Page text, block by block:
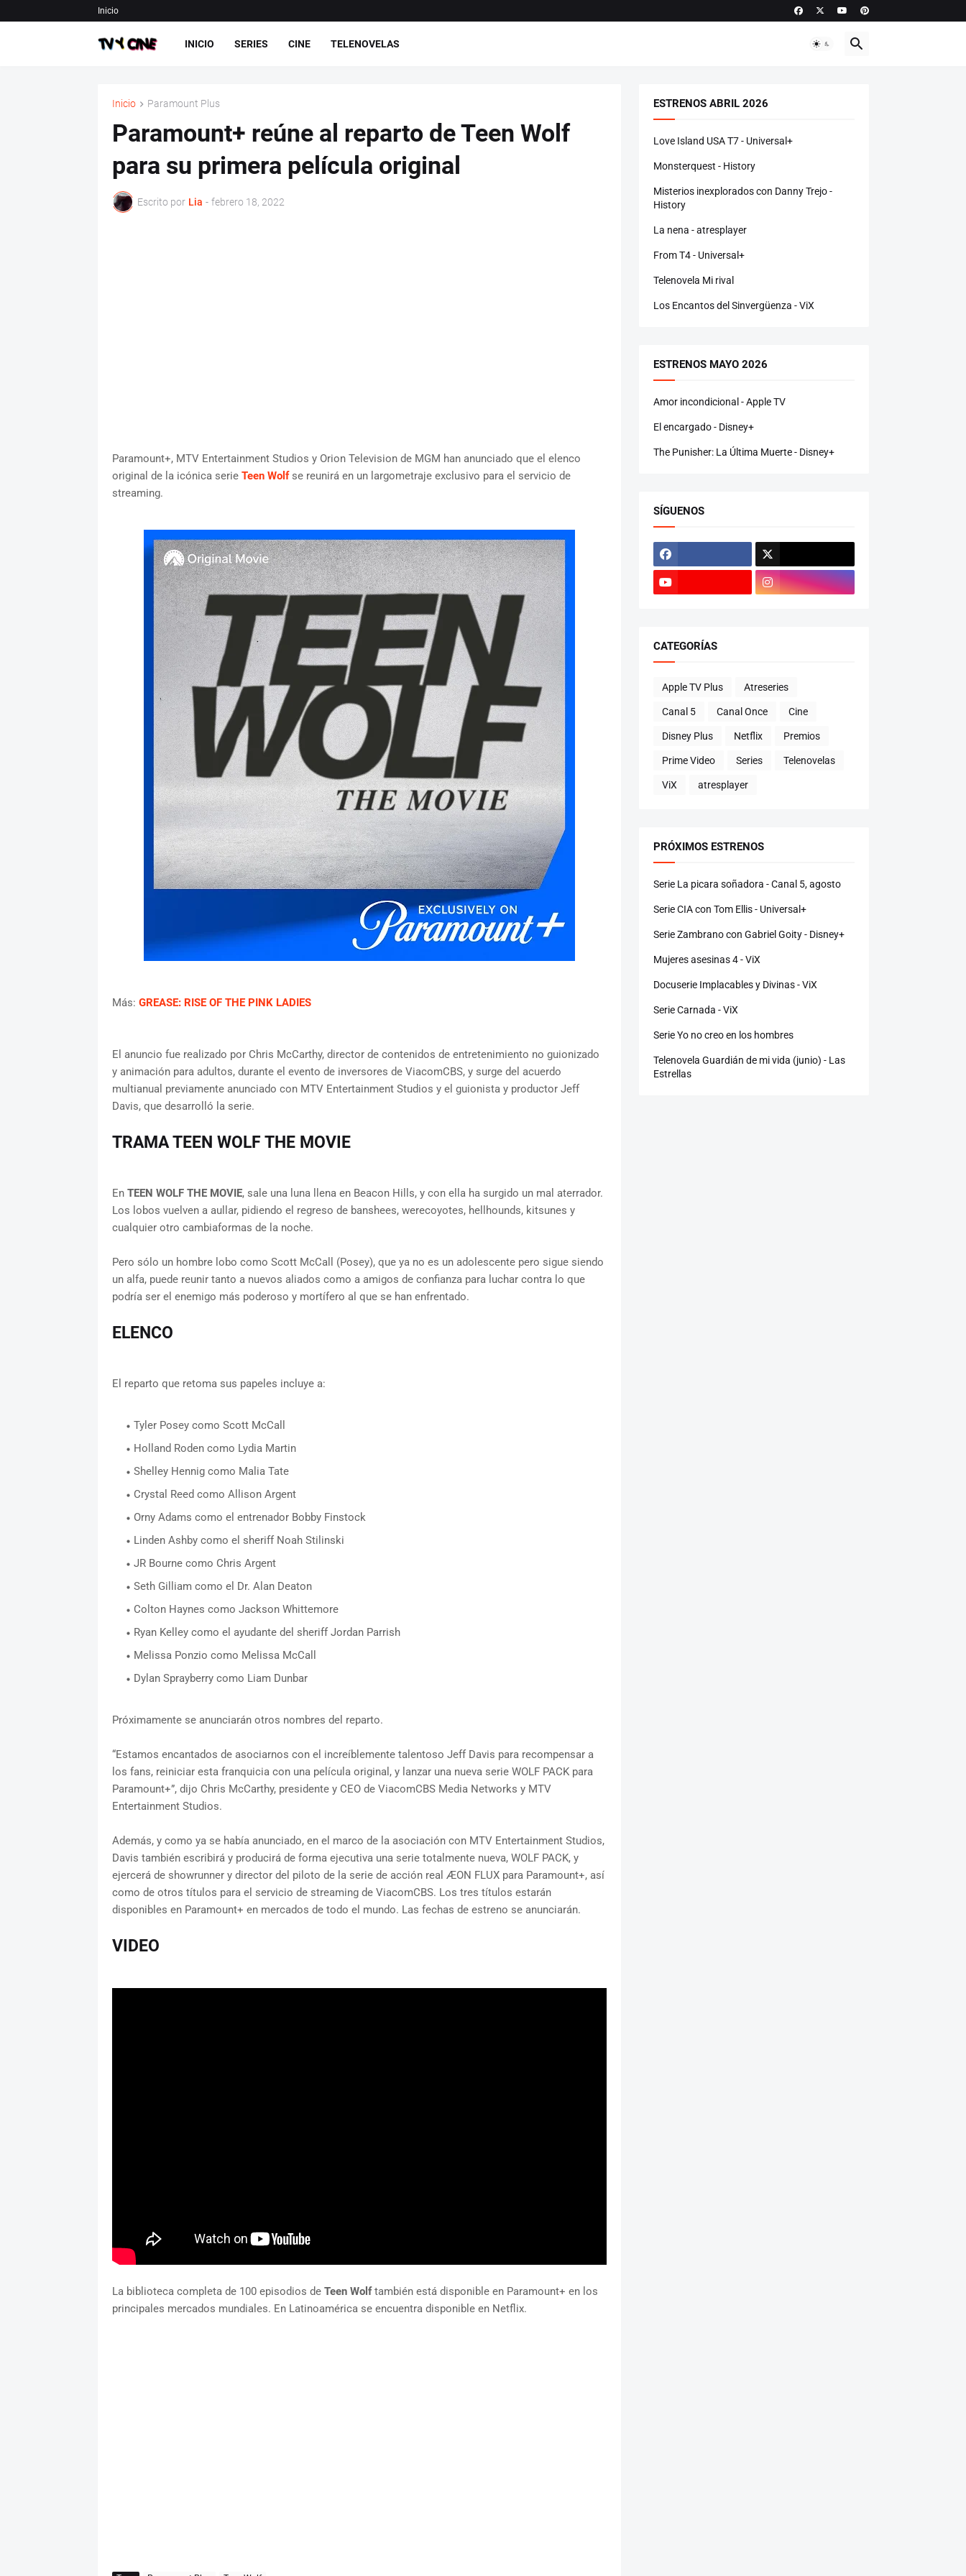
Inicio
INICIO SERIES CINE TELENOVELAS
Inicio Paramount Plus
Paramount+ reúne al reparto de Teen Wolf
para su primera película original
Escrito por Lia - febrero 18, 2022
Paramount+, MTV Entertainment Studios y Orion Television de MGM han anunciado que el elenco
original de la icónica serie Teen Wolfse reunirá en un largometraje exclusivo para el servicio de
streaming.
Más: GREASE: RISE OF THE PINK LADIES
El anuncio fue realizado por Chris McCarthy, director de contenidos de entretenimiento no guionizado
y animación para adultos, durante el evento de inversores de ViacomCBS, y surge del acuerdo
multianual previamente anunciado con MTV Entertainment Studios y el guionista y productor Jeff
Davis, que desarrolló la serie.
TRAMA TEEN WOLF THE MOVIE
En TEEN WOLF THE MOVIE, sale una luna llena en Beacon Hills, y con ella ha surgido un mal aterrador.
Los lobos vuelven a aullar, pidiendo el regreso de banshees, werecoyotes, hellhounds, kitsunes y
cualquier otro cambiaformas de la noche.
Pero sólo un hombre lobo como Scott McCall (Posey), que ya no es un adolescente pero sigue siendo
un alfa, puede reunir tanto a nuevos aliados como a amigos de confianza para luchar contra lo que
podría ser el enemigo más poderoso y mortífero al que se han enfrentado.
ELENCO
El reparto que retoma sus papeles incluye a:
Tyler Posey como Scott McCall
Holland Roden como Lydia Martin
Shelley Hennig como Malia Tate
Crystal Reed como Allison Argent
Orny Adams como el entrenador Bobby Finstock
Linden Ashby como el sheriff Noah Stilinski
JR Bourne como Chris Argent
Seth Gilliam como el Dr. Alan Deaton
Colton Haynes como Jackson Whittemore
Ryan Kelley como el ayudante del sheriff Jordan Parrish
Melissa Ponzio como Melissa McCall
Dylan Sprayberry como Liam Dunbar
Próximamente se anunciarán otros nombres del reparto.
“Estamos encantados de asociarnos con el increíblemente talentoso Jeff Davis para recompensar a
los fans, reiniciar esta franquicia con una película original, y lanzar una nueva serie WOLF PACK para
Paramount+”, dijo Chris McCarthy, presidente y CEO de ViacomCBS Media Networks y MTV
Entertainment Studios.
Además, y como ya se había anunciado, en el marco de la asociación con MTV Entertainment Studios,
Davis también escribirá y producirá de forma ejecutiva una serie totalmente nueva, WOLF PACK, y
ejercerá de showrunner y director del piloto de la serie de acción real ÆON FLUX para Paramount+, así
como de otros títulos para el servicio de streaming de ViacomCBS. Los tres títulos estarán
disponibles en Paramount+ en mercados de todo el mundo. Las fechas de estreno se anunciarán.
VIDEO
La biblioteca completa de 100 episodios de Teen Wolftambién está disponible en Paramount+ en los
principales mercados mundiales. En Latinoamérica se encuentra disponible en Netflix.
ESTRENOS ABRIL 2026
Love Island USA T7 - Universal+
Monsterquest - History
Misterios inexplorados con Danny Trejo -
History
La nena - atresplayer
From T4 - Universal+
Telenovela Mi rival
Los Encantos del Sinvergüenza - ViX
ESTRENOS MAYO 2026
Amor incondicional - Apple TV
El encargado - Disney+
The Punisher: La Última Muerte - Disney+
SÍGUENOS
CATEGORÍAS
Apple TV Plus Atreseries
Canal 5 Canal Once Cine
Disney Plus Netflix Premios
Prime Video Series Telenovelas
ViX atresplayer
PRÓXIMOS ESTRENOS
Serie La picara soñadora - Canal 5, agosto
Serie CIA con Tom Ellis - Universal+
Serie Zambrano con Gabriel Goity - Disney+
Mujeres asesinas 4 - ViX
Docuserie Implacables y Divinas - ViX
Serie Carnada - ViX
Serie Yo no creo en los hombres
Telenovela Guardián de mi vida (junio) - Las
Estrellas